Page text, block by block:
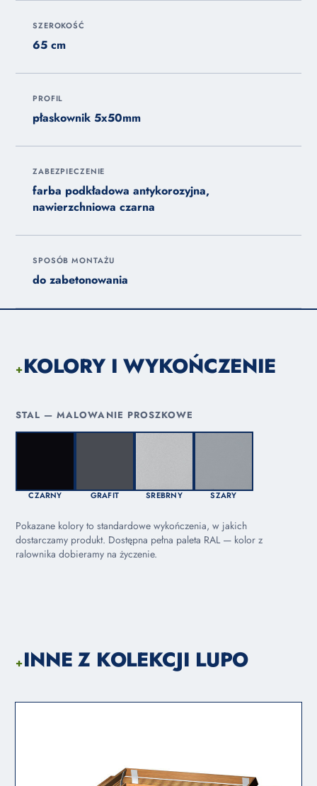
SZEROKOŚĆ
65 cm
PROFIL
płaskownik 5x50mm
ZABEZPIECZENIE
farba podkładowa antykorozyjna,
nawierzchniowa czarna
SPOSÓB MONTAŻU
do zabetonowania
+KOLORY I WYKOŃCZENIE
STAL — MALOWANIE PROSZKOWE
CZARNY GRAFIT SREBRNY SZARY
Pokazane kolory to standardowe wykończenia, w jakich
dostarczamy produkt. Dostępna pełna paleta RAL — kolor z
ralownika dobieramy na życzenie.
+INNE Z KOLEKCJI LUPO